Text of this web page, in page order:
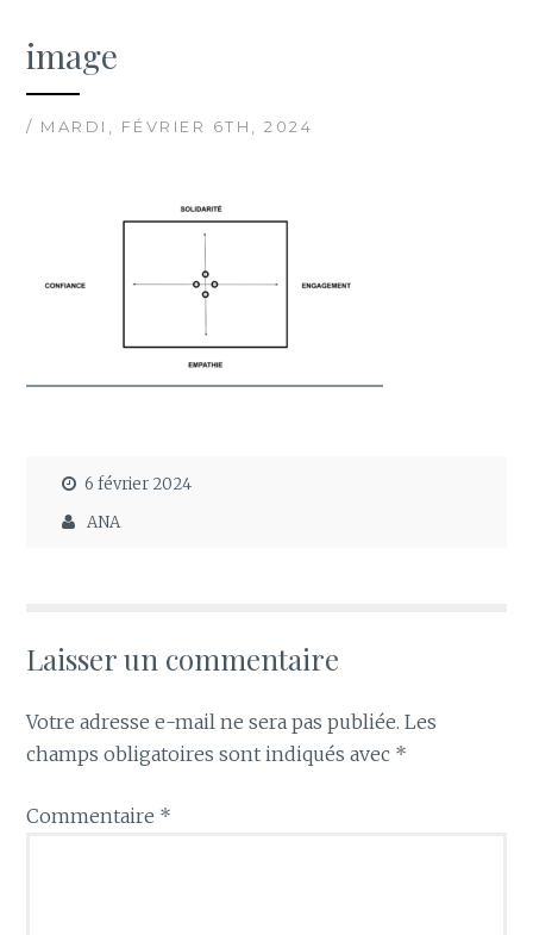
image
/ MARDI, FÉVRIER 6TH, 2024
6 février 2024
ANA
Laisser un commentaire
Votre adresse e-mail ne sera pas publiée. Les
champs obligatoires sont indiqués avec *
Commentaire *